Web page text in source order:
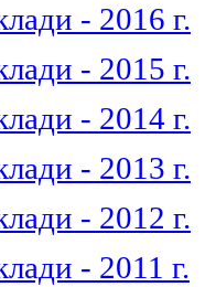
- 2016 г.
- 2015 г.
- 2014 г.
- 2013 г.
- 2012 г.
- 2011 г.